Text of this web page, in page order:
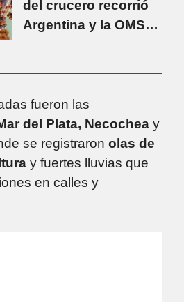
del crucero recorrió
Argentina y la OMS
fueron las
del Plata, Necochea y
se registraron olas de
y fuertes lluvias que
en calles y